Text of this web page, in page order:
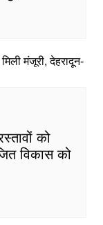
को
विकास को